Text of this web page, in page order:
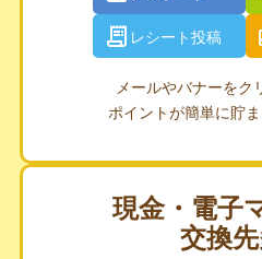
レシート投稿
メールやバナーをク
ポイントが簡単に貯
現金・電子
交換